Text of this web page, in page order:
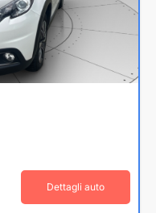
Dettagli auto